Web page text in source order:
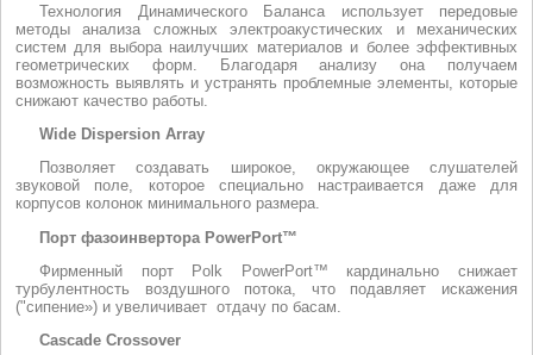
Технология Динамического Баланса использует передовые
методы анализа сложных электроакустических и механических
систем для выбора наилучших материалов и более эффективных
геометрических форм. Благодаря анализу она получаем
возможность выявлять и устранять проблемные элементы, которые
снижают качество работы.
Wide Dispersion Array
Позволяет создавать широкое, окружающее слушателей
звуковой поле, которое специально настраивается даже для
корпусов колонок минимального размера.
Порт фазоинвертора PowerPort™
Фирменный порт Polk PowerPort™ кардинально снижает
турбулентность воздушного потока, что подавляет искажения
("сипение») и увеличивает отдачу по басам.
Cascade Crossover